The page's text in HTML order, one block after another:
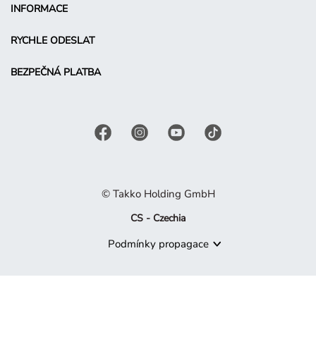
INFORMACE
RYCHLE ODESLAT
BEZPEČNÁ PLATBA
© Takko Holding GmbH
CS - Czechia
Podmínky propagace